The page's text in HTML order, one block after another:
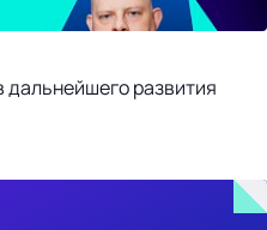
развития